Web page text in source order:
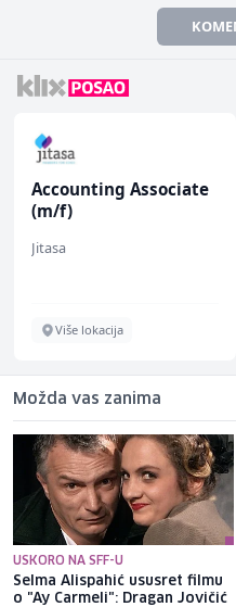
Accounting Associate
(m/f)
Jitasa
Više lokacija
Možda vas zanima
USKORO NA SFF-U
Selma Alispahić ususret filmu
o "Ay Carmeli": Dragan Jovičić